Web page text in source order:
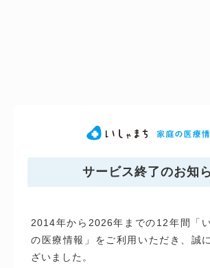
サービス終了のお知
2014年から2026年までの12年間「
の医療情報」をご利用いただき、誠
ざいました。